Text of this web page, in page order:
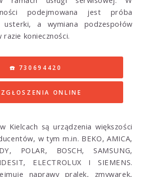
podejmowana jest próba
usterki, a wymiana podzespołów
konieczności.
☎️ 730694420
ONLINE
Kielcach są urządzenia większości
w tym m.in. BEKO, AMICA,
POLAR, BOSCH, SAMSUNG,
ELECTROLUX I SIEMENS.
naprawy pralek, zmywarek,